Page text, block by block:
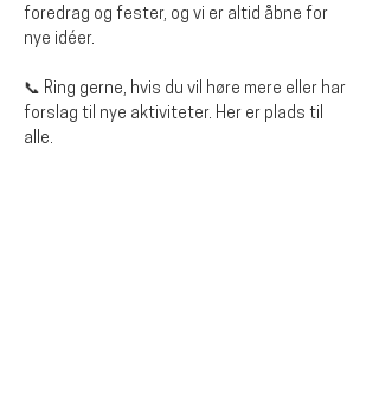
foredrag og fester, og vi er altid åbne for
nye idéer.
📞 Ring gerne, hvis du vil høre mere eller har
forslag til nye aktiviteter. Her er plads til
alle.